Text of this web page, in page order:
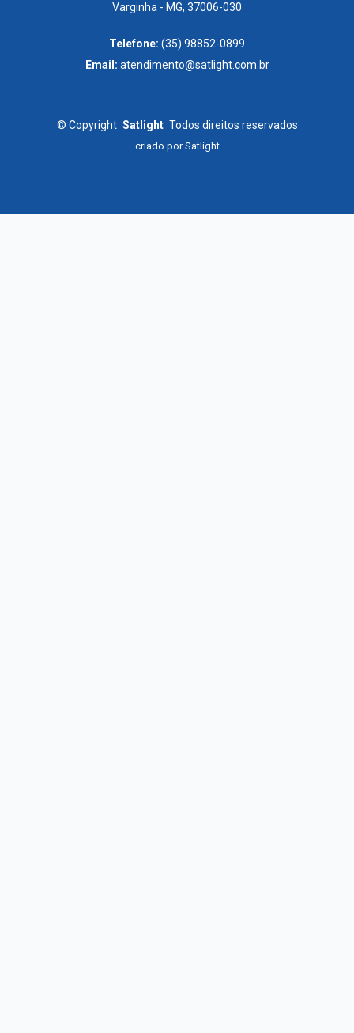
Varginha - MG, 37006-030
Telefone: (35) 98852-0899
Email: atendimento@satlight.com.br
© Copyright Satlight Todos direitos reservados
criado porSatlight